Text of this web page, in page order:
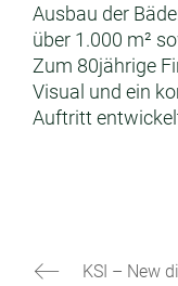
Ausbau der
über 1.000 m²
Zum 80jährige
Visual und ein
Auftritt